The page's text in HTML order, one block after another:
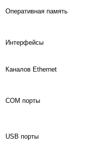
Оперативная память
Интерфейсы
Каналов Ethernet
COM порты
USB порты